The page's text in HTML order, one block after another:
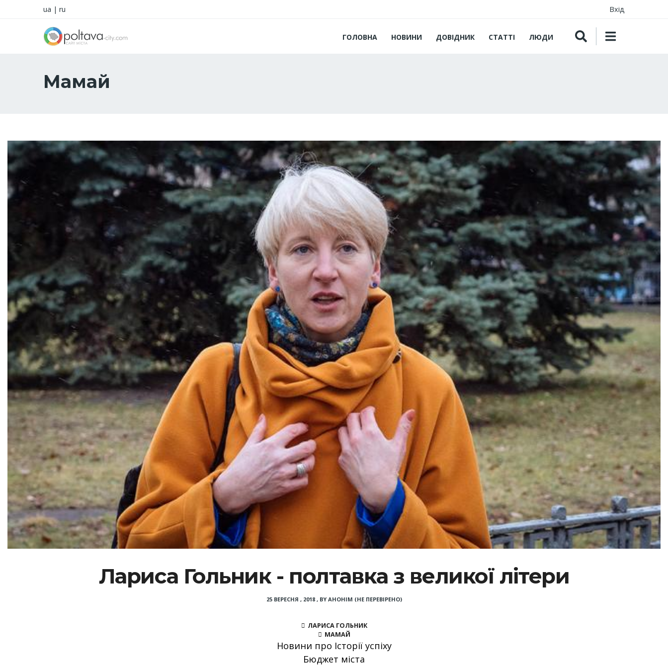
ua | ru Вхід
ГОЛОВНА НОВИНИ ДОВІДНИК СТАТТІ ЛЮДИ
Мамай
Лариса Гольник - полтавка з великої літери
25 ВЕРЕСНЯ , 2018, BY АНОНІМ (НЕ ПЕРЕВІРЕНО)
ЛАРИСА ГОЛЬНИК
МАМАЙ
Новини про Історії успіху
Бюджет міста